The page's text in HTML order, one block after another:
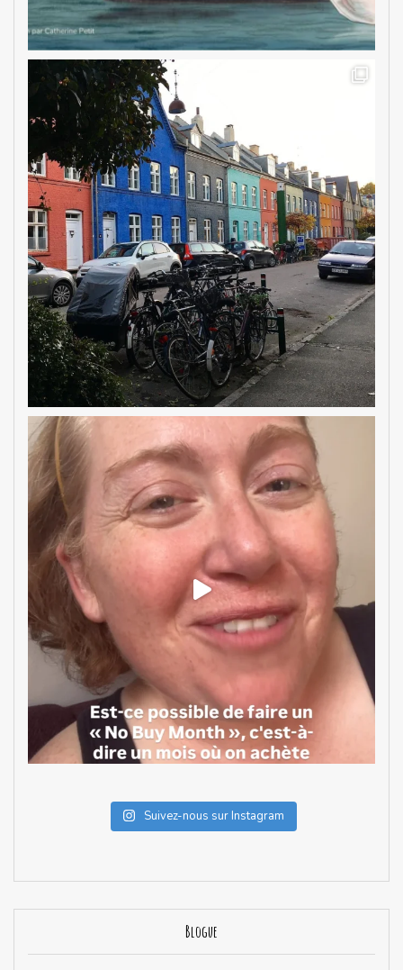
Suivez-nous sur Instagram
Blogue